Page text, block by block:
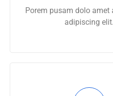
Porem pusam dolo amet
adipiscing elit.